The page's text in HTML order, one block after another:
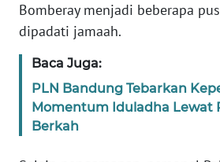
Bomberay menjadi beberapa
dipadati jamaah.
Baca Juga:
PLN Bandung Tebarkan
Momentum Iduladha Lewat
Berkah
WN
RIAU
SERAMBI
WN